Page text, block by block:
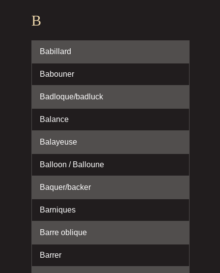
B
Babillard
Babouner
Badloque/badluck
Balance
Balayeuse
Balloon / Balloune
Baquer/backer
Barniques
Barre oblique
Barrer